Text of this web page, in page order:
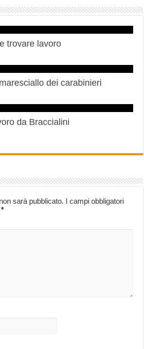
trovare lavoro
dei carabinieri
da Braccialini
sarà pubblicato. I campi obbligatori
*